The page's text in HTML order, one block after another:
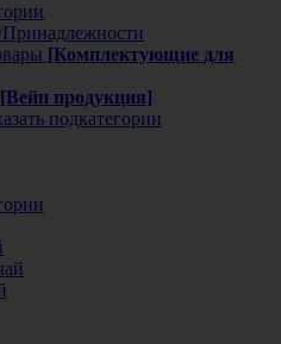
Принадлежности
[Комплектующие для
[Вейп продукция]
подкатегории